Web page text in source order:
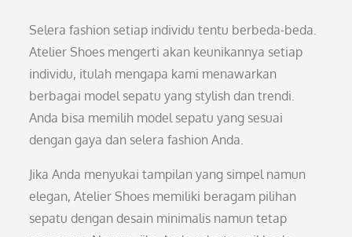
Selera fashion setiap individu tentu berbeda-beda.
Atelier Shoes mengerti akan keunikannya setiap
individu, itulah mengapa kami menawarkan
berbagai model sepatu yang stylish dan trendi.
Anda bisa memilih model sepatu yang sesuai
dengan gaya dan selera fashion Anda.
Jika Anda menyukai tampilan yang simpel namun
elegan, Atelier Shoes memiliki beragam pilihan
sepatu dengan desain minimalis namun tetap